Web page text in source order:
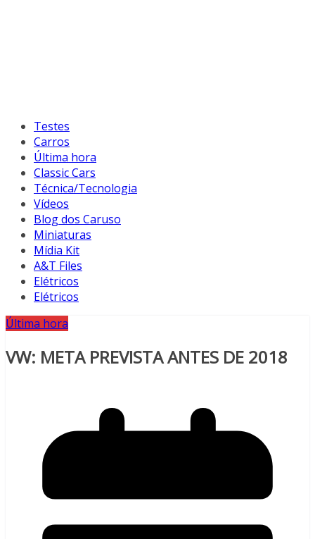
Testes
Carros
Última hora
Classic Cars
Técnica/Tecnologia
Vídeos
Blog dos Caruso
Miniaturas
Mídia Kit
A&T Files
Elétricos
Elétricos
Última hora
VW: META PREVISTA ANTES DE 2018